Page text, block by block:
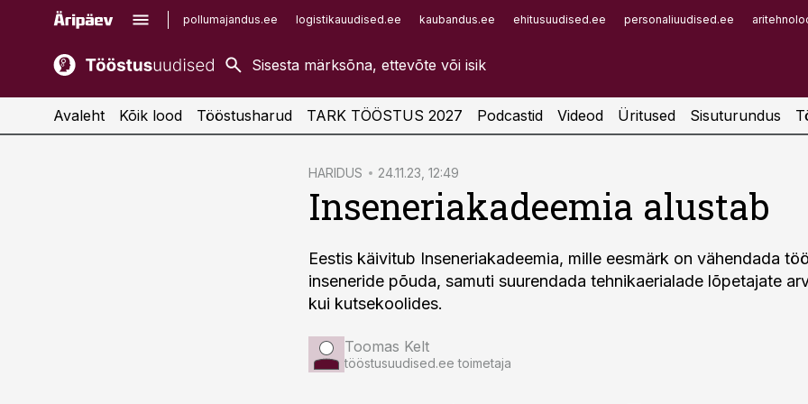
pollumajandus.ee logistikauudised.ee kaubandus.ee ehitusuudised.ee personaliuudised.ee
kaubandus.ee
kinnisvarauudised.ee
imelineajalugu.ee
Infopank
Avaleht Kõik lood Tööstusharud TARK TÖÖSTUS 2027 Podcastid Videod Üritused Sisuturundus
HARIDUS 24.11.23, 12:49
Inseneriakadeemia alustab
Eestis käivitub Inseneriakadeemia, mille eesmärk on vähendada
inseneride põuda, samuti suurendada tehnikaerialade lõpetajate
kui kutsekoolides.
Toomas Kelt
tööstusuudised.ee toimetaja